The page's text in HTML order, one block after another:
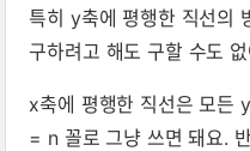
특히 y축에 평행한 직선의
구하려고 해도 구할 수도
x축에 평행한 직선은 모든
= n 꼴로 그냥 쓰면 돼요.